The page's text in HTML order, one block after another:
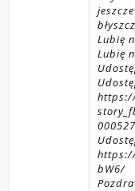
Lubię
Lubię
bW6/